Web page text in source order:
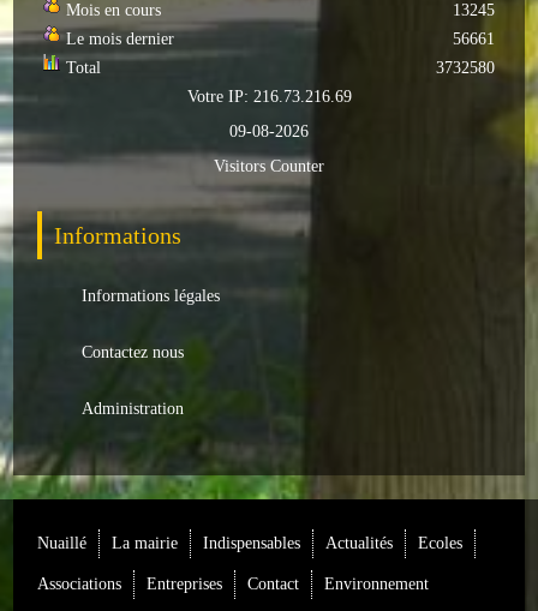
Mois en cours
Le mois dernier
Total
13245
56661
3732580
Votre IP: 216.73.216.69
09-08-2026
Visitors Counter
Informations
Informations légales
Contactez nous
Administration
Nuaillé La mairie Indispensables Actualités Ecoles
Associations Entreprises Contact Environnement